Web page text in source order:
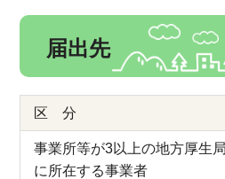
届出先
区 分
事業所等が3以上の地方厚生
に所在する事業者